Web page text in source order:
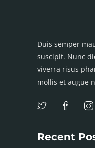
Duis semper
suscipit. Nunc
viverra risus
mollis et augue
Recent